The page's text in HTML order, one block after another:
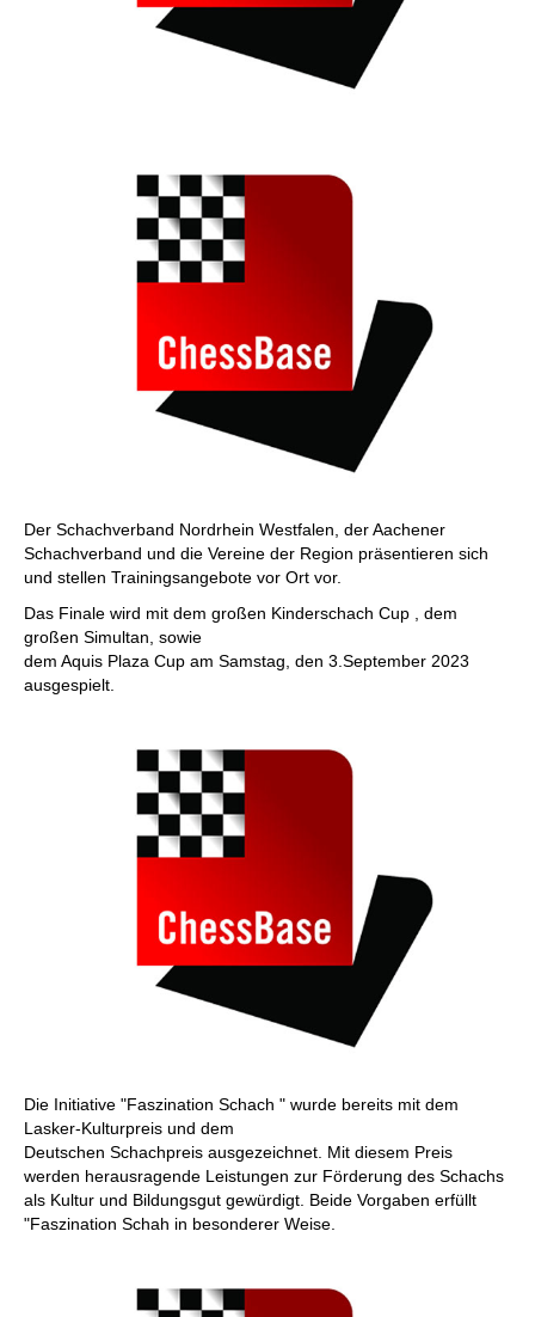
Der Schachverband Nordrhein Westfalen, der Aachener
Schachverband und die Vereine der Region präsentieren sich
und stellen Trainingsangebote vor Ort vor.
Das Finale wird mit dem großen Kinderschach Cup , dem
großen Simultan, sowie
dem Aquis Plaza Cup am Samstag, den 3.September 2023
ausgespielt.
Die Initiative "Faszination Schach " wurde bereits mit dem
Lasker-Kulturpreis und dem
Deutschen Schachpreis ausgezeichnet. Mit diesem Preis
werden herausragende Leistungen zur Förderung des Schachs
als Kultur und Bildungsgut gewürdigt. Beide Vorgaben erfüllt
"Faszination Schah in besonderer Weise.